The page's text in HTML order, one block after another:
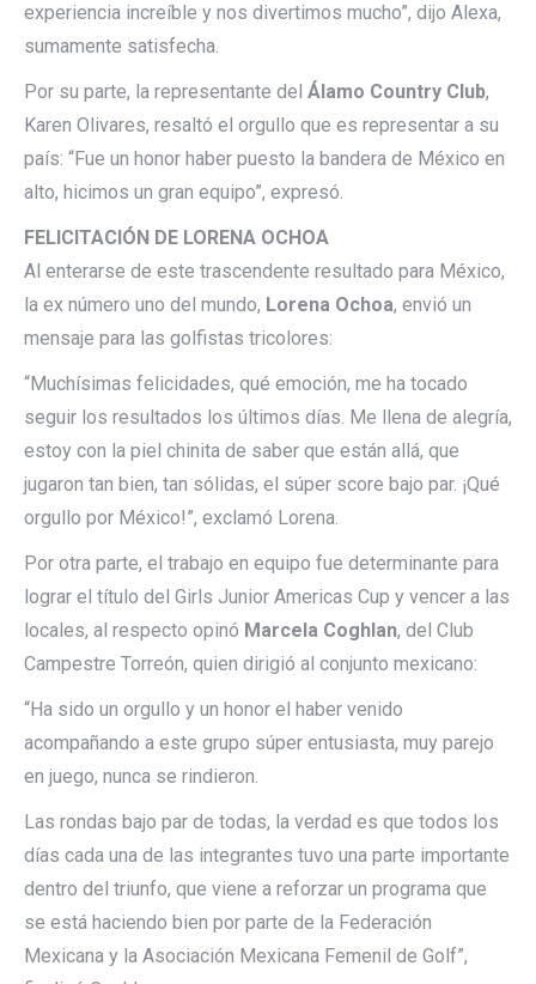
experiencia increíble y nos divertimos mucho”, dijo Alexa,
sumamente satisfecha.
Por su parte, la representante del Álamo Country Club,
Karen Olivares, resaltó el orgullo que es representar a su
país: “Fue un honor haber puesto la bandera de México en
alto, hicimos un gran equipo”, expresó.
FELICITACIÓN DE LORENA OCHOA
Al enterarse de este trascendente resultado para México,
la ex número uno del mundo, Lorena Ochoa, envió un
mensaje para las golfistas tricolores:
“Muchísimas felicidades, qué emoción, me ha tocado
seguir los resultados los últimos días. Me llena de alegría,
estoy con la piel chinita de saber que están allá, que
jugaron tan bien, tan sólidas, el súper score bajo par. ¡Qué
orgullo por México!”, exclamó Lorena.
Por otra parte, el trabajo en equipo fue determinante para
lograr el título del Girls Junior Americas Cup y vencer a las
locales, al respecto opinó Marcela Coghlan, del Club
Campestre Torreón, quien dirigió al conjunto mexicano:
“Ha sido un orgullo y un honor el haber venido
acompañando a este grupo súper entusiasta, muy parejo
en juego, nunca se rindieron.
Las rondas bajo par de todas, la verdad es que todos los
días cada una de las integrantes tuvo una parte importante
dentro del triunfo, que viene a reforzar un programa que
se está haciendo bien por parte de la Federación
Mexicana y la Asociación Mexicana Femenil de Golf”,